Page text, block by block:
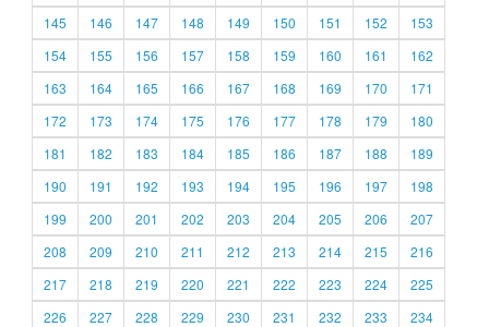
145
146 147 148 149 150 151 152
153
154
155 156 157 158 159 160 161
162
163
164 165 166 167 168 169 170
171
172
173 174 175 176 177 178 179
180
181
182 183 184 185 186 187 188
189
190
191 192 193 194 195 196 197
198
199
200 201 202 203 204 205 206
207
208
209 210 211 212 213 214 215
216
217
218 219 220 221 222 223 224
225
226
227 228 229 230 231 232 233
234